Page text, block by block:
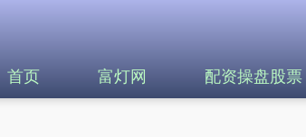
首页 富灯网 配资操盘股票